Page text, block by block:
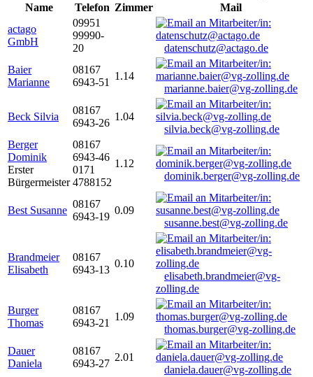
Name
Telefon Zimmer
Mail
actago
GmbH
09951
99990-
20
datenschutz@actago.de
Baier
Marianne
08167
6943-51
1.14
marianne.baier@vg-zolling.de
Beck Silvia
08167
6943-26
1.04
silvia.beck@vg-zolling.de
Berger
Dominik
Erster
Bürgermeister
08167
6943-46
0171
4788152
1.12
dominik.berger@vg-zolling.de
Best Susanne
08167
6943-19
0.09
susanne.best@vg-zolling.de
Brandmeier
Elisabeth
08167
6943-13
0.10
elisabeth.brandmeier@vg-
zolling.de
Burger
Thomas
08167
6943-21
1.09
thomas.burger@vg-zolling.de
Dauer
Daniela
08167
6943-27
2.01
daniela.dauer@vg-zolling.de